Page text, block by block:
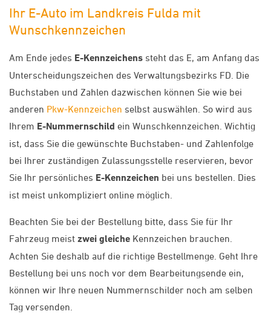
Ihr E-Auto im Landkreis Fulda mit
Wunschkennzeichen
Am Ende jedes E-Kennzeichens steht das E, am Anfang das
Unterscheidungszeichen des Verwaltungsbezirks FD. Die
Buchstaben und Zahlen dazwischen können Sie wie bei
anderen Pkw-Kennzeichen selbst auswählen. So wird aus
Ihrem E-Nummernschild ein Wunschkennzeichen. Wichtig
ist, dass Sie die gewünschte Buchstaben- und Zahlenfolge
bei Ihrer zuständigen Zulassungsstelle reservieren, bevor
Sie Ihr persönliches E-Kennzeichen bei uns bestellen. Dies
ist meist unkompliziert online möglich.
Beachten Sie bei der Bestellung bitte, dass Sie für Ihr
Fahrzeug meist zwei gleiche Kennzeichen brauchen.
Achten Sie deshalb auf die richtige Bestellmenge. Geht Ihre
Bestellung bei uns noch vor dem Bearbeitungsende ein,
können wir Ihre neuen Nummernschilder noch am selben
Tag versenden.